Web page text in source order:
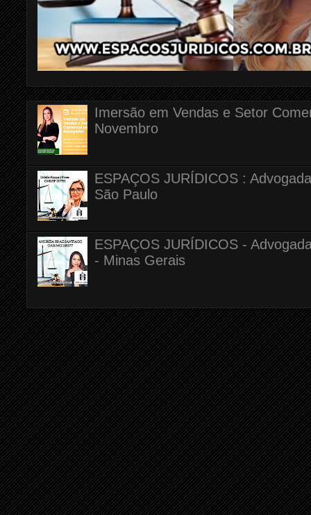
Imersão em Vendas e Setor
Novembro
ESPAÇOS JURÍDICOS :
São Paulo
ESPAÇOS JURÍDICOS -
- Minas Gerais